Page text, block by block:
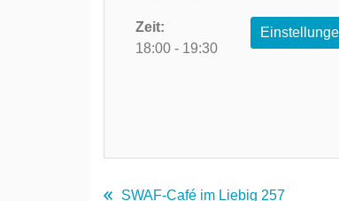
Zeit:
18:00 - 19:30
SWAF-Café im Liebig 257